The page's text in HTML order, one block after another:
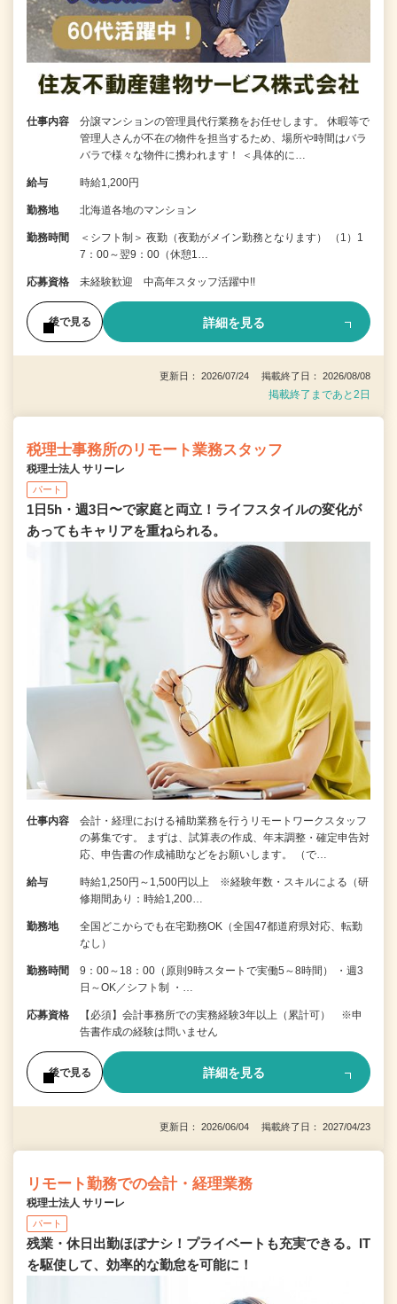
仕事内容
分譲マンションの管理員代行業務をお任せします。 休暇等で
管理人さんが不在の物件を担当するため、場所や時間はバラ
バラで様々な物件に携われます！ ＜具体的に…
給与 時給1,200円
勤務地 北海道各地のマンション
勤務時間
＜シフト制＞ 夜勤（夜勤がメイン勤務となります） （1）1
7：00～翌9：00（休憩1…
応募資格 未経験歓迎 中高年スタッフ活躍中!!
後で見る 詳細を見る
更新日： 2026/07/24 掲載終了日： 2026/08/08
掲載終了まであと2日
税理士事務所のリモート業務スタッフ
税理士法人 サリーレ
パート
1日5h・週3日〜で家庭と両立！ライフスタイルの変化が
あってもキャリアを重ねられる。
仕事内容
会計・経理における補助業務を行うリモートワークスタッフ
の募集です。 まずは、試算表の作成、年末調整・確定申告対
応、申告書の作成補助などをお願いします。 （で…
給与
時給1,250円～1,500円以上 ※経験年数・スキルによる（研
修期間あり：時給1,200…
勤務地
全国どこからでも在宅勤務OK（全国47都道府県対応、転勤
なし）
勤務時間
9：00～18：00（原則9時スタートで実働5～8時間） ・週3
日～OK／シフト制 ・…
応募資格
【必須】会計事務所での実務経験3年以上（累計可） ※申
告書作成の経験は問いません
後で見る 詳細を見る
更新日： 2026/06/04 掲載終了日： 2027/04/23
リモート勤務での会計・経理業務
税理士法人 サリーレ
パート
残業・休日出勤ほぼナシ！プライベートも充実できる。IT
を駆使して、効率的な勤怠を可能に！